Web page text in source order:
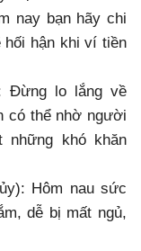
nay bạn hãy chi
hối hận khi ví tiền
Đừng lo lắng về
có thể nhờ người
những khó khăn
Hôm nau sức
dễ bị mất ngủ,